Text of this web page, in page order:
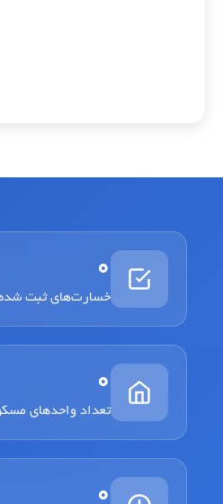
0
خسارت‌های ثبت
0
تعداد واحدهای
0